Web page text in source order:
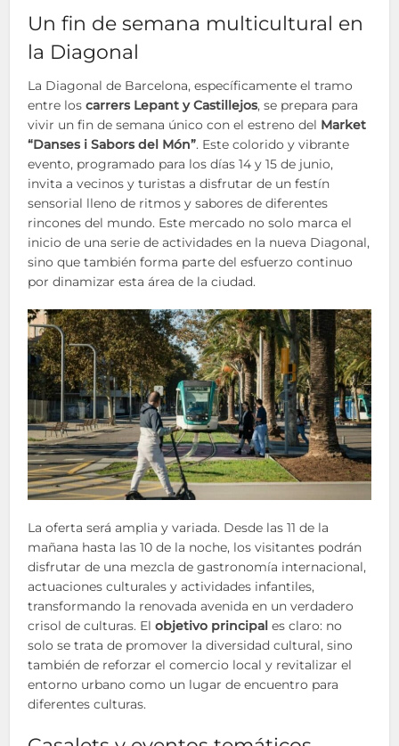
Un fin de semana multicultural en
la Diagonal
La Diagonal de Barcelona, específicamente el tramo
entre loscarrers Lepant y Castillejos, se prepara para
vivir un fin de semana único con el estreno del Market
“Danses i Sabors del Món”. Este colorido y vibrante
evento, programado para los días 14 y 15 de junio,
invita a vecinos y turistas a disfrutar de un festín
sensorial lleno de ritmos y sabores de diferentes
rincones del mundo. Este mercado no solo marca el
inicio de una serie de actividades en la nueva Diagonal,
sino que también forma parte del esfuerzo continuo
por dinamizar esta área de la ciudad.
La oferta será amplia y variada. Desde las 11 de la
mañana hasta las 10 de la noche, los visitantes podrán
disfrutar de una mezcla de gastronomía internacional,
actuaciones culturales y actividades infantiles,
transformando la renovada avenida en un verdadero
crisol de culturas. Elobjetivo principal es claro: no
solo se trata de promover la diversidad cultural, sino
también de reforzar el comercio local y revitalizar el
entorno urbano como un lugar de encuentro para
diferentes culturas.